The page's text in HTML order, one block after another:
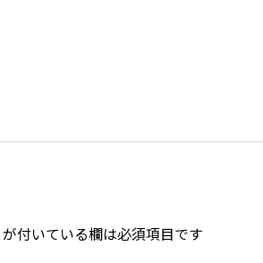
が付いている欄は必須項目です